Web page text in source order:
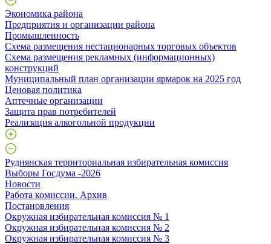
Экономика района
Предприятия и организации района
Промышленность
Схема размещения нестационарных торговых объектов
Схема размещения рекламных (информационных)
конструкций
Муниципальный план организации ярмарок на 2025 год
Ценовая политика
Аптечные организации
Защита прав потребителей
Реализация алкогольной продукции
Руднянская территориальная избирательная комиссия
Выборы Госдума -2026
Новости
Работа комиссии. Архив
Постановления
Окружная избирательная комиссия № 1
Окружная избирательная комиссия № 2
Окружная избирательная комиссия № 3